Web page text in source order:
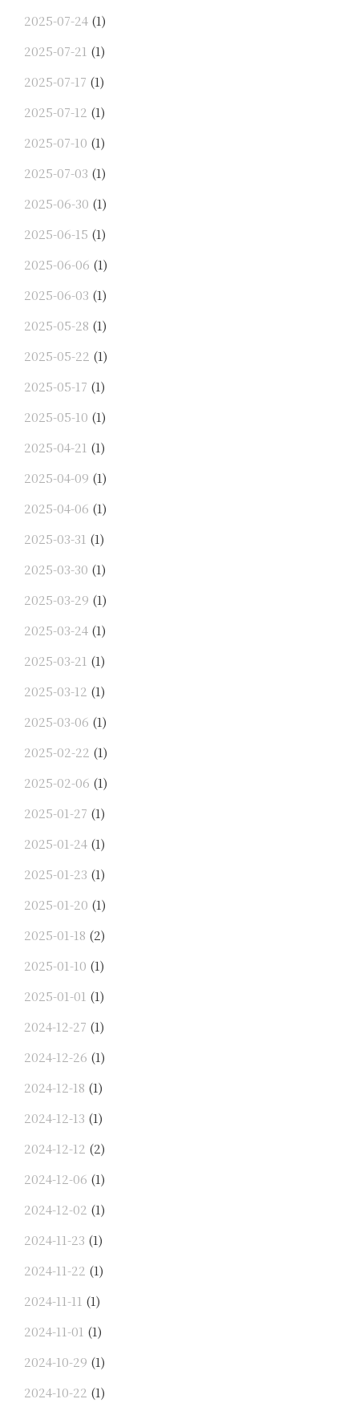
2025-07-24 (1)
2025-07-21 (1)
2025-07-17 (1)
2025-07-12 (1)
2025-07-10 (1)
2025-07-03 (1)
2025-06-30 (1)
2025-06-15 (1)
2025-06-06 (1)
2025-06-03 (1)
2025-05-28 (1)
2025-05-22 (1)
2025-05-17 (1)
2025-05-10 (1)
2025-04-21 (1)
2025-04-09 (1)
2025-04-06 (1)
2025-03-31 (1)
2025-03-30 (1)
2025-03-29 (1)
2025-03-24 (1)
2025-03-21 (1)
2025-03-12 (1)
2025-03-06 (1)
2025-02-22 (1)
2025-02-06 (1)
2025-01-27 (1)
2025-01-24 (1)
2025-01-23 (1)
2025-01-20 (1)
2025-01-18 (2)
2025-01-10 (1)
2025-01-01 (1)
2024-12-27 (1)
2024-12-26 (1)
2024-12-18 (1)
2024-12-13 (1)
2024-12-12 (2)
2024-12-06 (1)
2024-12-02 (1)
2024-11-23 (1)
2024-11-22 (1)
2024-11-11 (1)
2024-11-01 (1)
2024-10-29 (1)
2024-10-22 (1)